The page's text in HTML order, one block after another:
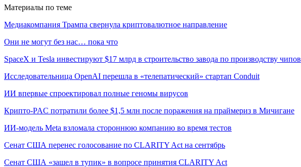
Материалы по теме
Медиакомпания Трампа свернула криптовалютное направление
Они не могут без нас… пока что
SpaceX и Tesla инвестируют $17 млрд в строительство завода по производству чипов
Исследовательница OpenAI перешла в «телепатический» стартап Conduit
ИИ впервые спроектировал полные геномы вирусов
Крипто-PAC потратили более $1,5 млн после поражения на праймериз в Мичигане
ИИ-модель Meta взломала стороннюю компанию во время тестов
Сенат США перенес голосование по CLARITY Act на сентябрь
Сенат США «зашел в тупик» в вопросе принятия CLARITY Act